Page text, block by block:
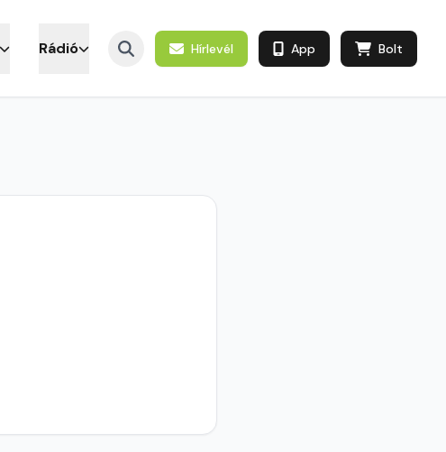
Rádió Hírlevél App Bolt